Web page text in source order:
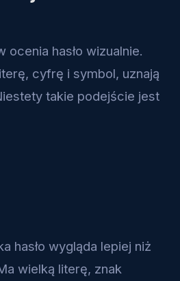
ocenia hasło wizualnie.
cyfrę i symbol, uznają
takie podejście jest
hasło wygląda lepiej niż
wielką literę, znak